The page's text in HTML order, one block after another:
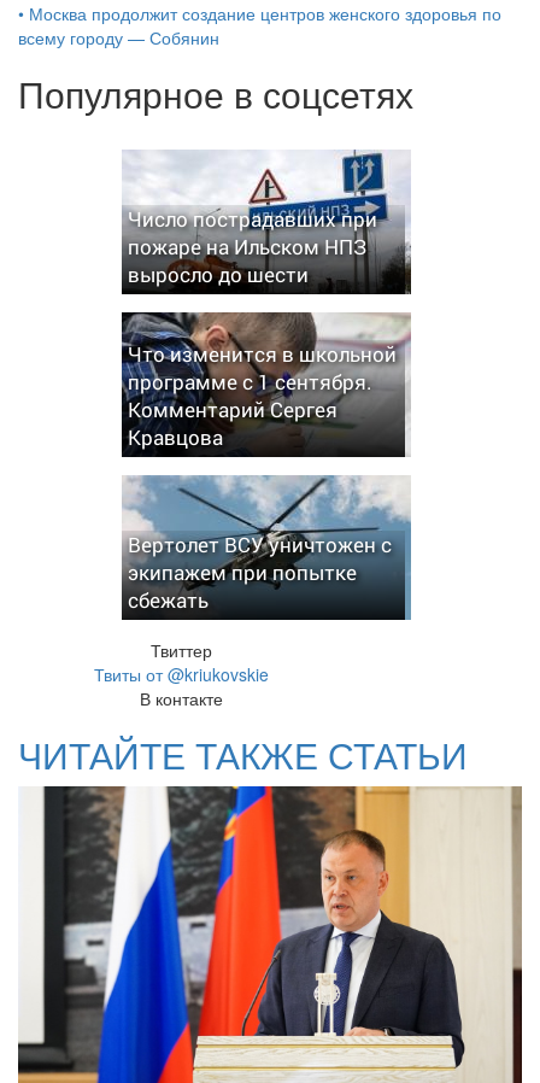
• Москва продолжит создание центров женского здоровья по
всему городу — Собянин
Популярное в соцсетях
Число пострадавших при
пожаре на Ильском НПЗ
выросло до шести
Что изменится в школьной
программе с 1 сентября.
Комментарий Сергея
Кравцова
Вертолет ВСУ уничтожен с
экипажем при попытке
сбежать
Твиттер
Твиты от @kriukovskie
В контакте
ЧИТАЙТЕ ТАКЖЕ СТАТЬИ